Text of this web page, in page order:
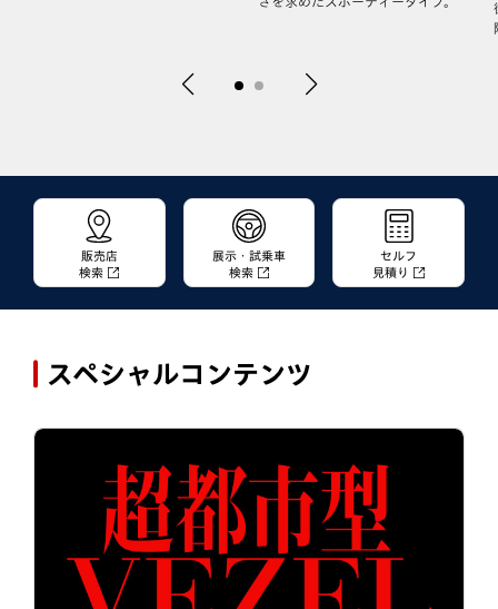
販売店
検索
展示・試乗車
検索
セルフ
見積り
スペシャルコンテンツ